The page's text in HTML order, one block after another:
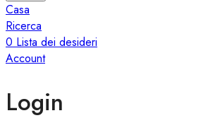
Casa
Ricerca
0 Lista dei desideri
Account
Login